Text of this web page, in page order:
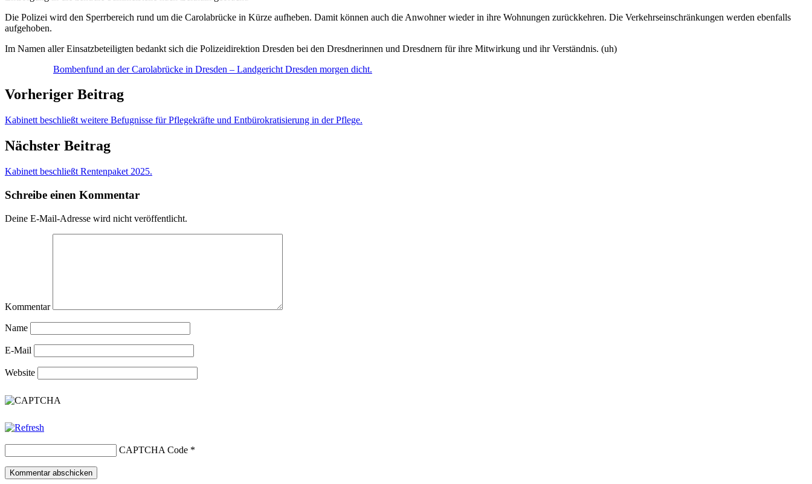
Die Polizei wird den Sperrbereich rund um die Carolabrücke in Kürze aufheben. Damit können auch die Anwohner wieder in ihre Wohnungen zurückkehren. Die Verkehrseinschränkungen werden ebenfalls
aufgehoben.
Im Namen aller Einsatzbeteiligten bedankt sich die Polizeidirektion Dresden bei den Dresdnerinnen und Dresdnern für ihre Mitwirkung und ihr Verständnis. (uh)
Bombenfund an der Carolabrücke in Dresden – Landgericht Dresden morgen dicht.
Vorheriger Beitrag
Kabinett beschließt weitere Befugnisse für Pflegekräfte und Entbürokratisierung in der Pflege.
Nächster Beitrag
Kabinett beschließt Rentenpaket 2025.
Schreibe einen Kommentar
Deine E-Mail-Adresse wird nicht veröffentlicht.
Kommentar
Name
E-Mail
Website
CAPTCHA Code *